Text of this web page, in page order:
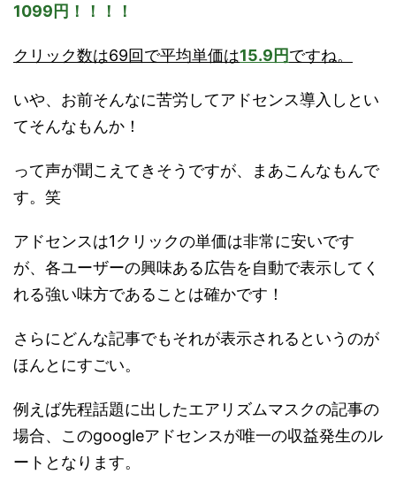
1099円！！！！
クリック数は69回で平均単価は15.9円ですね。
いや、お前そんなに苦労してアドセンス導入しとい
てそんなもんか！
って声が聞こえてきそうですが、まあこんなもんで
す。笑
アドセンスは1クリックの単価は非常に安いです
が、各ユーザーの興味ある広告を自動で表示してく
れる強い味方であることは確かです！
さらにどんな記事でもそれが表示されるというのが
ほんとにすごい。
例えば先程話題に出したエアリズムマスクの記事の
場合、このgoogleアドセンスが唯一の収益発生のル
ートとなります。